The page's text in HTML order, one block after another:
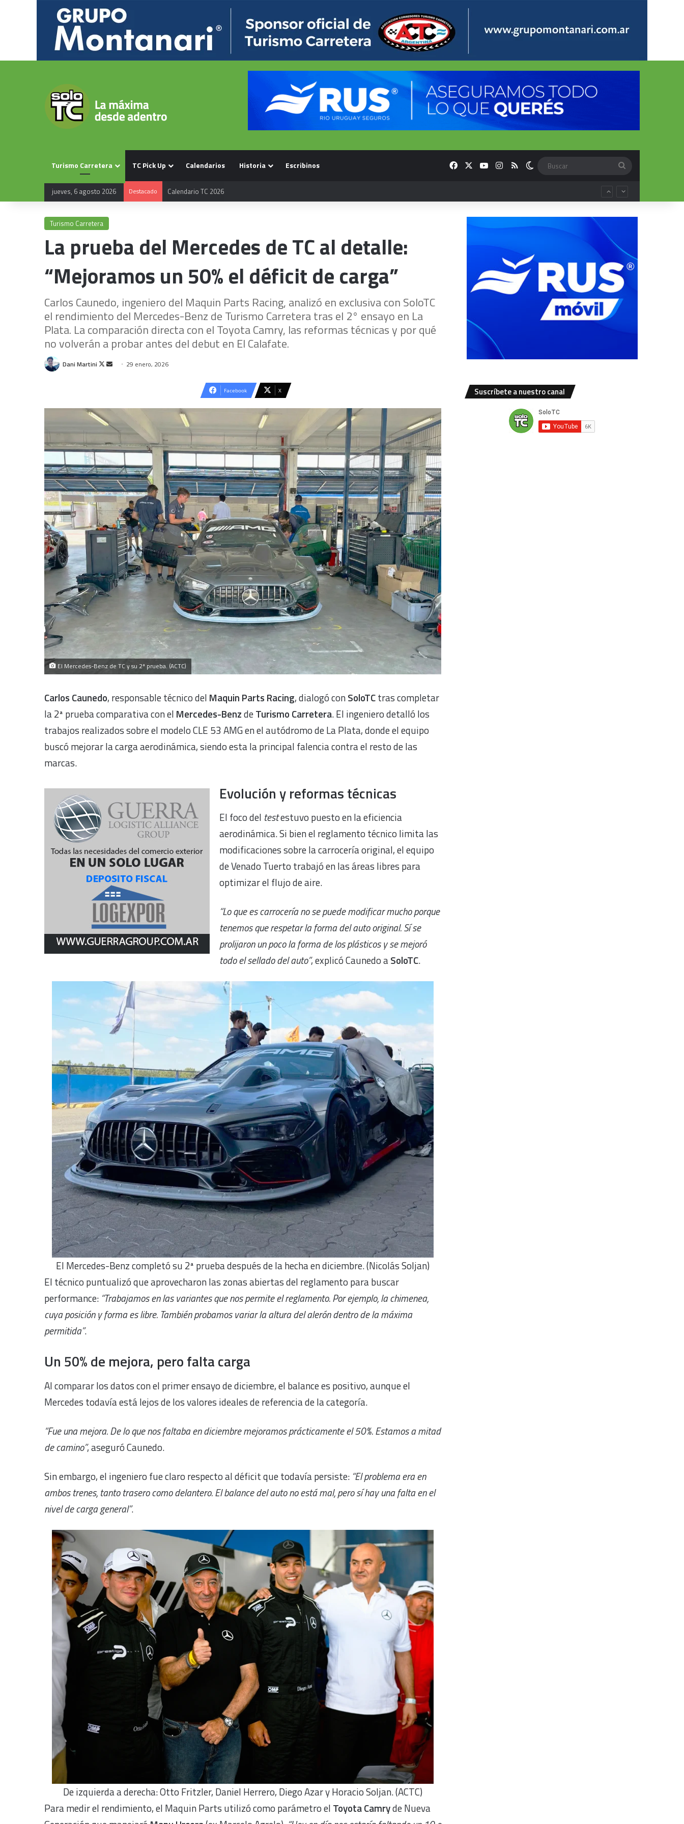
Turismo Carretera TC Pick Up Calendarios Historia Escribinos FacebookYouTubeInstagram
RSS Switch skin
jueves, 6 agosto 2026 Destacado Calendario TC 2026
Turismo Carretera
La prueba del Mercedes de TC al detalle:
“Mejoramos un 50% el déficit de carga”
Carlos Caunedo, ingeniero del Maquin Parts Racing, analizó en exclusiva con SoloTC
el rendimiento del Mercedes-Benz de Turismo Carretera tras el 2° ensayo en La
Plata. La comparación directa con el Toyota Camry, las reformas técnicas y por qué
no volverán a probar antes del debut en El Calafate.
Dani Martini
Follow
Send 29 enero, 2026
Facebook X
El Mercedes-Benz de TC y su 2ª prueba. (ACTC)
Carlos Caunedo, responsable técnico del Maquin Parts Racing, dialogó conSoloTCtras completar
la 2ª prueba comparativa con el Mercedes-BenzdeTurismo Carretera. El ingeniero detalló los
trabajos realizados sobre el modelo CLE 53 AMG en el autódromo de La Plata, donde el equipo
buscó mejorar la carga aerodinámica, siendo esta la principal falencia contra el resto de las
marcas.
Evolución y reformas técnicas
El foco del testestuvo puesto en la eficiencia
aerodinámica. Si bien el reglamento técnico limita las
modificaciones sobre la carrocería original, el equipo
de Venado Tuerto trabajó en las áreas libres para
optimizar el flujo de aire.
“Lo que es carrocería no se puede modificar mucho porque
tenemos que respetar la forma del auto original. Sí se
prolijaron un poco la forma de los plásticos y se mejoró
todo el sellado del auto”, explicó Caunedo aSoloTC.
El Mercedes-Benz completó su 2ª prueba después de la hecha en diciembre. (Nicolás Soljan)
El técnico puntualizó que aprovecharon las zonas abiertas del reglamento para buscar
performance: “Trabajamos en las variantes que nos permite el reglamento. Por ejemplo, la chimenea,
cuya posición y forma es libre. También probamos variar la altura del alerón dentro de la máxima
permitida”.
Un 50% de mejora, pero falta carga
Al comparar los datos con el primer ensayo de diciembre, el balance es positivo, aunque el
Mercedes todavía está lejos de los valores ideales de referencia de la categoría.
“Fue una mejora. De lo que nos faltaba en diciembre mejoramos prácticamente el 50%. Estamos a mitad
de camino”, aseguró Caunedo.
Sin embargo, el ingeniero fue claro respecto al déficit que todavía persiste: “El problema era en
ambos trenes, tanto trasero como delantero. El balance del auto no está mal, pero sí hay una falta en el
nivel de carga general”.
De izquierda a derecha: Otto Fritzler, Daniel Herrero, Diego Azar y Horacio Soljan. (ACTC)
Para medir el rendimiento, el Maquin Parts utilizó como parámetro el Toyota Camryde Nueva
Suscríbete a nuestro canal